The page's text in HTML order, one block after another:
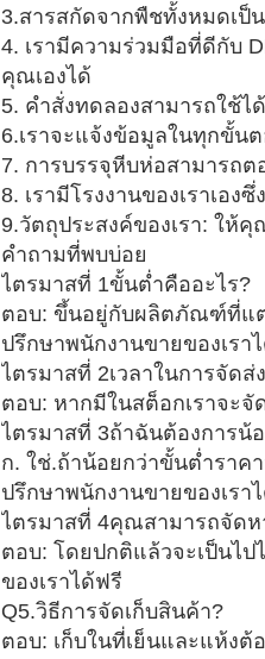
3.สารสกัดจากพืชทั้งหมดเป็
4. เรามีความร่วมมือที่ดีกับ
คุณเองได้
5. คำสั่งทดลองสามารถใช้
6.เราจะแจ้งข้อมูลในทุกขั้น
7. การบรรจุหีบห่อสามารถ
8. เรามีโรงงานของเราเอ
9.วัตถุประสงค์ของเรา: ใ
คำถามที่พบบ่อย
ไตรมาสที่ 1ขั้นต่ำคืออะไร?
ตอบ: ขึ้นอยู่กับผลิตภัณฑ์ที่แต
ปรึกษาพนักงานขายของเรา
ไตรมาสที่ 2เวลาในการจัดส่
ตอบ: หากมีในสต็อกเราจะ
ไตรมาสที่ 3ถ้าฉันต้องการน้
ก. ใช่.ถ้าน้อยกว่าขั้นต่ำรา
ปรึกษาพนักงานขายของเรา
ไตรมาสที่ 4คุณสามารถจัดห
ตอบ: โดยปกติแล้วจะเป็นไ
ของเราได้ฟรี
Q5.วิธีการจัดเก็บสินค้า?
ตอบ: เก็บในที่เย็นและแห้งต้